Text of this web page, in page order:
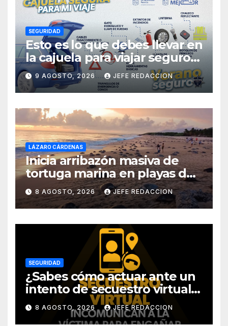
SEGURIDAD
Esto es lo que debes llevar en
la cajuela para viajar seguro
por carretera
9 AGOSTO, 2026 JEFE REDACCION
LÁZARO CÁRDENAS
Inicia arribazón masiva de
tortuga marina en playas de
Michoacán
8 AGOSTO, 2026 JEFE REDACCION
SEGURIDAD
¿Sabes cómo actuar ante un
intento de secuestro virtual?
La SSP te guía para evitarlo
8 AGOSTO, 2026 JEFE REDACCION